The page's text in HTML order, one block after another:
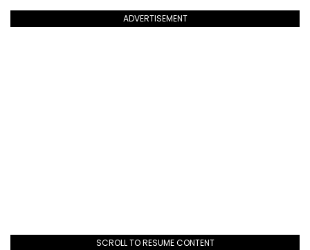
ADVERTISEMENT
SCROLL TO RESUME CONTENT